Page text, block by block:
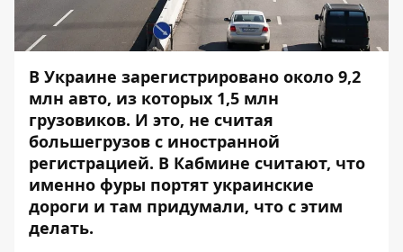
В Украине зарегистрировано около 9,2
млн авто, из которых 1,5 млн
грузовиков. И это, не считая
большегрузов с иностранной
регистрацией. В Кабмине считают, что
именно фуры портят украинские
дороги и там придумали, что с этим
делать.